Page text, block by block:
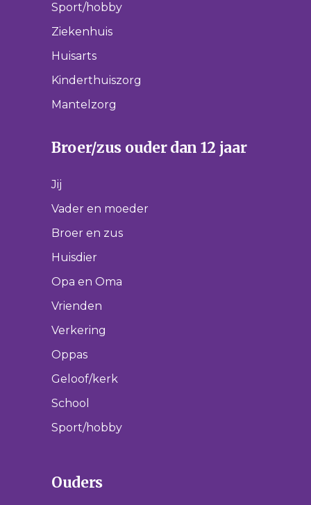
Sport/hobby
Ziekenhuis
Huisarts
Kinderthuiszorg
Mantelzorg
Broer/zus ouder dan 12 jaar
Jij
Vader en moeder
Broer en zus
Huisdier
Opa en Oma
Vrienden
Verkering
Oppas
Geloof/kerk
School
Sport/hobby
Ouders